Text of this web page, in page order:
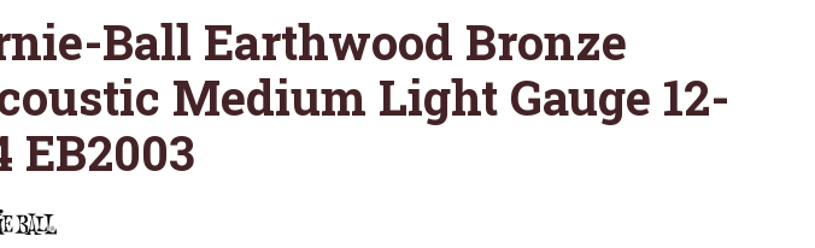
Ball Earthwood Bronze
Medium Light Gauge 12-
EB2003